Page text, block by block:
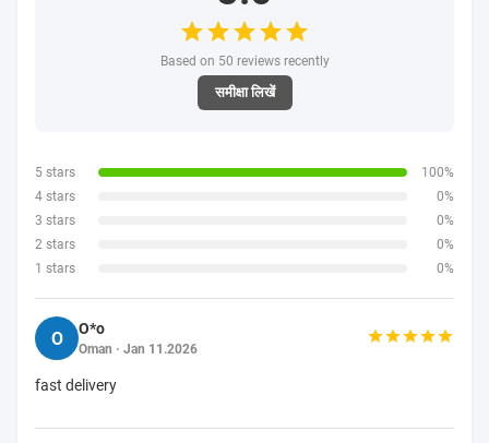
Based on 50 reviews recently
समीक्षा लिखें
5 stars
100%
4 stars
0%
3 stars
0%
2 stars
0%
1 stars
0%
O O*o
Oman · Jan 11.2026
fast delivery